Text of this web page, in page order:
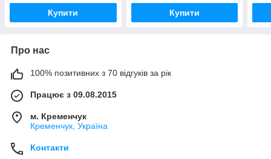
Купити Купити
Про нас
100% позитивних з 70 відгуків за рік
Працює з 09.08.2015
м. Кременчук
Кременчук, Україна
Контакти